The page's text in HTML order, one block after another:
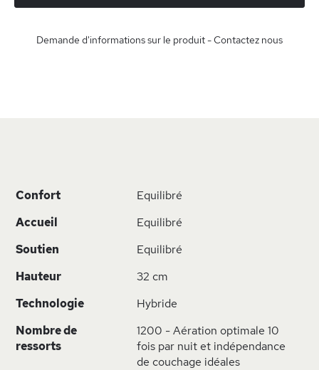
Demande d'informations sur le produit - Contactez nous
Plus
Confort
Equilibré
Accueil
Equilibré
Soutien
Equilibré
Hauteur
32 cm
Technologie
Hybride
Nombre de
ressorts
1200 - Aération optimale 10
fois par nuit et indépendance
de couchage idéales